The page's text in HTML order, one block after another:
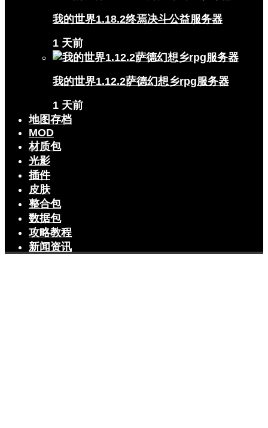
我的世界1.18.2终焉决斗公益服务器
1 天前
我的世界1.12.2萨德幻想乡rpg服务器
1 天前
地图存档
MOD
材质包
光影
插件
皮肤
整合包
数据包
攻略教程
新闻资讯